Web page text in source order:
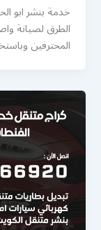
خدمة بنشر ابو
الطرق لصيانة
المحترفين